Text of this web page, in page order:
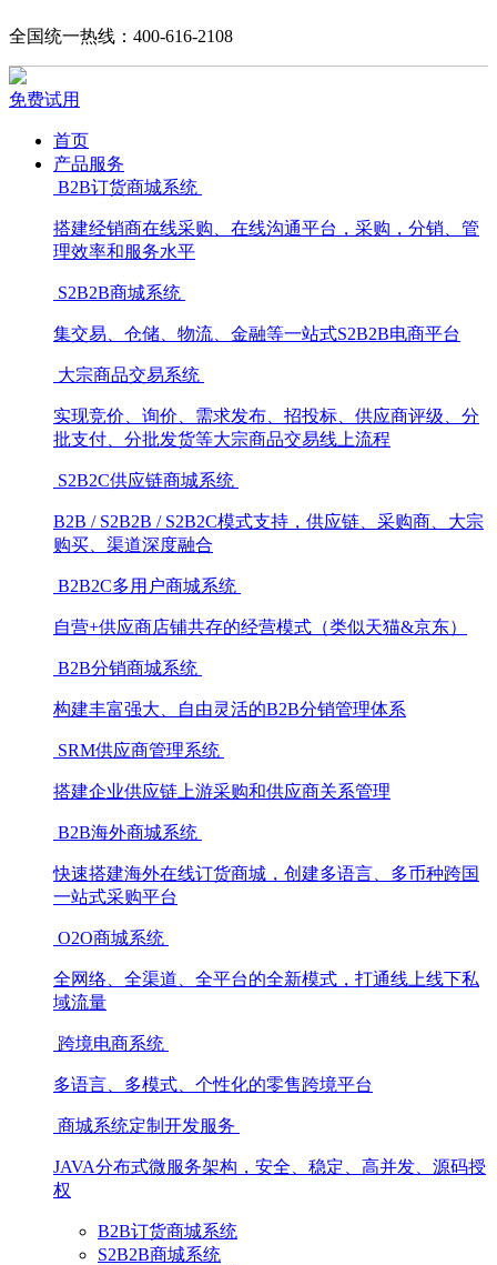
全国统一热线：400-616-2108
免费试用
首页
产品服务
B2B订货商城系统
搭建经销商在线采购、在线沟通平台，采购，分销、管
理效率和服务水平
S2B2B商城系统
集交易、仓储、物流、金融等一站式S2B2B电商平台
大宗商品交易系统
实现竞价、询价、需求发布、招投标、供应商评级、分
批支付、分批发货等大宗商品交易线上流程
S2B2C供应链商城系统
B2B / S2B2B / S2B2C模式支持，供应链、采购商、大宗
购买、渠道深度融合
B2B2C多用户商城系统
自营+供应商店铺共存的经营模式（类似天猫&京东）
B2B分销商城系统
构建丰富强大、自由灵活的B2B分销管理体系
SRM供应商管理系统
搭建企业供应链上游采购和供应商关系管理
B2B海外商城系统
快速搭建海外在线订货商城，创建多语言、多币种跨国
一站式采购平台
O2O商城系统
全网络、全渠道、全平台的全新模式，打通线上线下私
域流量
跨境电商系统
多语言、多模式、个性化的零售跨境平台
商城系统定制开发服务
JAVA分布式微服务架构，安全、稳定、高并发、源码授
权
B2B订货商城系统
S2B2B商城系统